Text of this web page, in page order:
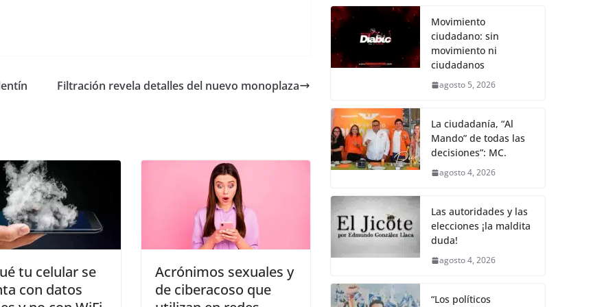
Filtración revela detalles del nuevo monoplaza
tu celular se
con datos
Acrónimos sexuales y
de ciberacoso que
Movimiento
ciudadano: sin
movimiento ni
ciudadanos
agosto 5, 2026
La ciudadanía, “Al
Mando” de todas las
decisiones”: MC.
agosto 4, 2026
Las autoridades y las
elecciones ¡la maldita
duda!
agosto 4, 2026
“Los políticos